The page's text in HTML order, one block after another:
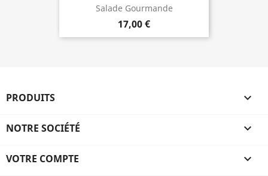
Salade Gourmande
17,00 €
PRODUITS 
NOTRE SOCIÉTÉ 
VOTRE COMPTE 